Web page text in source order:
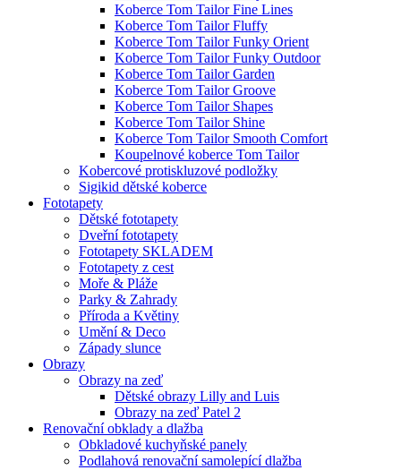
Koberce Tom Tailor Fine Lines
Koberce Tom Tailor Fluffy
Koberce Tom Tailor Funky Orient
Koberce Tom Tailor Funky Outdoor
Koberce Tom Tailor Garden
Koberce Tom Tailor Groove
Koberce Tom Tailor Shapes
Koberce Tom Tailor Shine
Koberce Tom Tailor Smooth Comfort
Koupelnové koberce Tom Tailor
Kobercové protiskluzové podložky
Sigikid dětské koberce
Fototapety
Dětské fototapety
Dveřní fototapety
Fototapety SKLADEM
Fototapety z cest
Moře & Pláže
Parky & Zahrady
Příroda a Květiny
Umění & Deco
Západy slunce
Obrazy
Obrazy na zeď
Dětské obrazy Lilly and Luis
Obrazy na zeď Patel 2
Renovační obklady a dlažba
Obkladové kuchyňské panely
Podlahová renovační samolepící dlažba